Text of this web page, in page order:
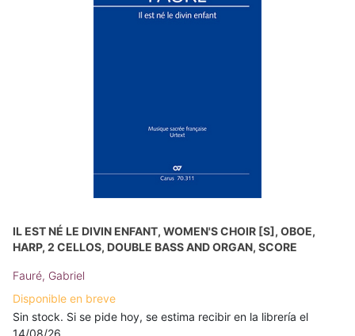
IL EST NÉ LE DIVIN ENFANT, WOMEN'S CHOIR [S], OBOE,
HARP, 2 CELLOS, DOUBLE BASS AND ORGAN, SCORE
Fauré, Gabriel
Disponible en breve
Sin stock. Si se pide hoy, se estima recibir en la librería el
14/08/26